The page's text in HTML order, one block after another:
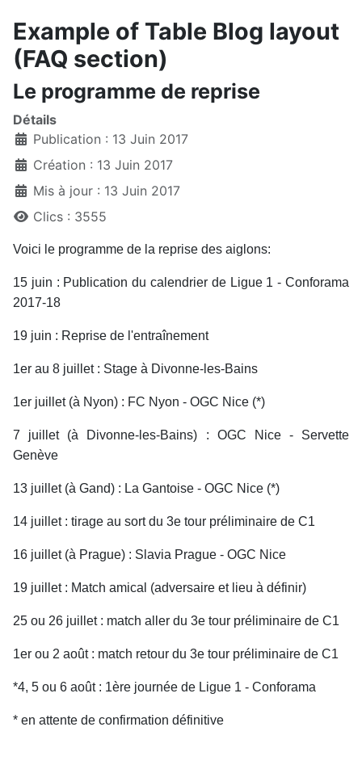
Example of Table Blog layout
(FAQ section)
Le programme de reprise
Détails
Publication : 13 Juin 2017
Création : 13 Juin 2017
Mis à jour : 13 Juin 2017
Clics : 3555
Voici le programme de la reprise des aiglons:
15 juin : Publication du calendrier de Ligue 1 - Conforama
2017-18
19 juin : Reprise de l'entraînement
1er au 8 juillet : Stage à Divonne-les-Bains
1er juillet (à Nyon) : FC Nyon - OGC Nice (*)
7 juillet (à Divonne-les-Bains) : OGC Nice - Servette
Genève
13 juillet (à Gand) : La Gantoise - OGC Nice (*)
14 juillet : tirage au sort du 3e tour préliminaire de C1
16 juillet (à Prague) : Slavia Prague - OGC Nice
19 juillet : Match amical (adversaire et lieu à définir)
25 ou 26 juillet : match aller du 3e tour préliminaire de C1
1er ou 2 août : match retour du 3e tour préliminaire de C1
*4, 5 ou 6 août : 1ère journée de Ligue 1 - Conforama
* en attente de confirmation définitive